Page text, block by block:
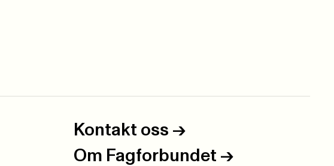
Kontakt oss ->
Om Fagforbundet ->